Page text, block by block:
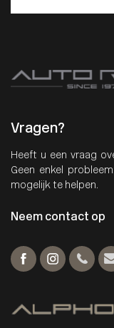
Vragen?
Heeft u een vraag
Geen enkel
mogelijk te helpen.
Neem contact op